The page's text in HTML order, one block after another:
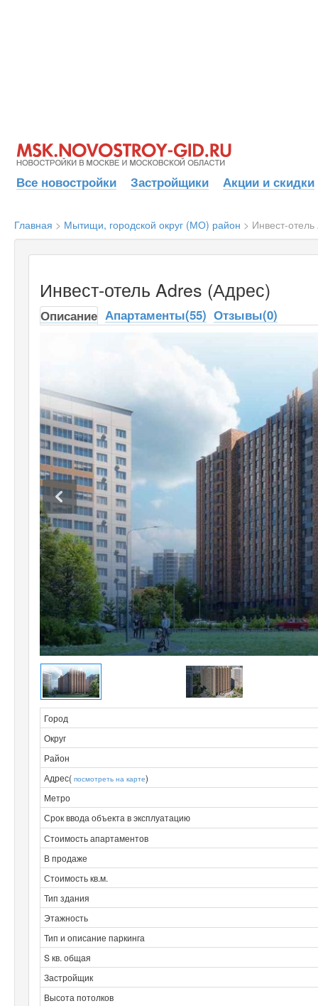
Все новостройки Застройщики Акции и скидки
Главная > Мытищи, городской округ (МО) район > Инвест-
Инвест-отель Adres (Адрес)
Описание Апартаменты(55) Отзывы(0)
Город
Округ
Район
Адрес( посмотреть на карте)
Метро
Срок ввода объекта в эксплуатацию
Стоимость апартаментов
В продаже
Стоимость кв.м.
Тип здания
Этажность
Тип и описание паркинга
S кв. общая
Застройщик
Высота потолков